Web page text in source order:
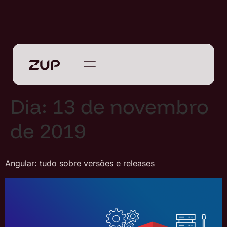
Dia: 13 de novembro
de 2019
Angular: tudo sobre versões e releases